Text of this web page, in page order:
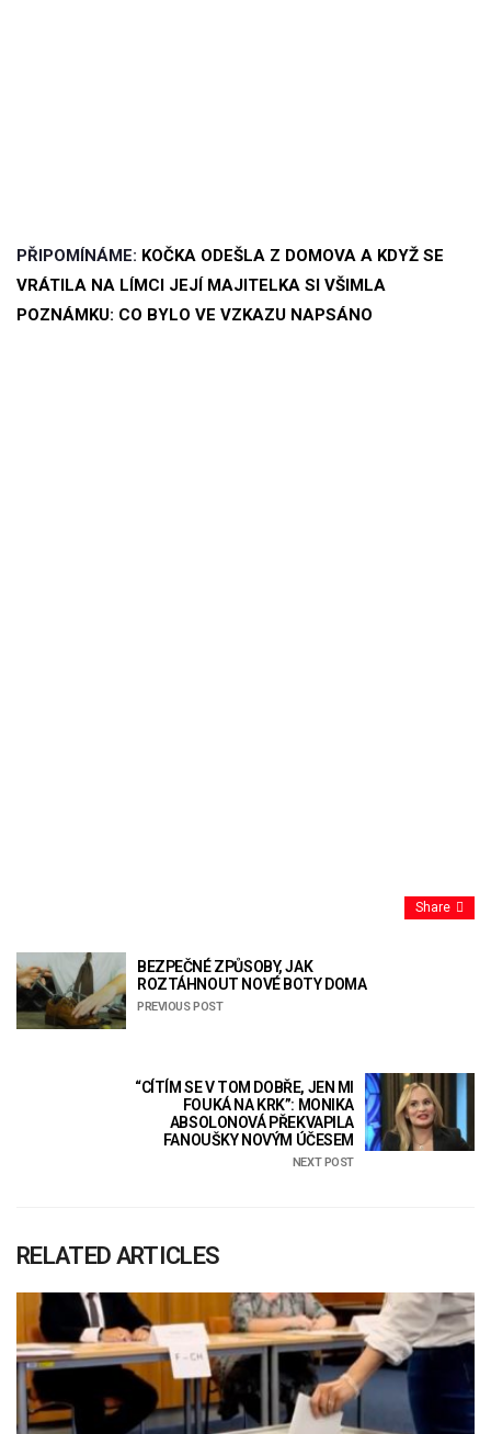
PŘIPOMÍNÁME: KOČKA ODEŠLA Z DOMOVA A KDYŽ SE
VRÁTILA NA LÍMCI JEJÍ MAJITELKA SI VŠIMLA
POZNÁMKU: CO BYLO VE VZKAZU NAPSÁNO
Share
BEZPEČNÉ ZPŮSOBY, JAK
ROZTÁHNOUT NOVÉ BOTY DOMA
PREVIOUS POST
“CÍTÍM SE V TOM DOBŘE, JEN MI
FOUKÁ NA KRK”: MONIKA
ABSOLONOVÁ PŘEKVAPILA
FANOUŠKY NOVÝM ÚČESEM
NEXT POST
RELATED ARTICLES